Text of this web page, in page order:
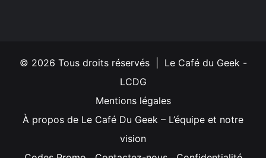
© 2026 Tous droits réservés | Le Café du Geek -
LCDG
Mentions légales
À propos de Le Café Du Geek – L’équipe et notre
vision